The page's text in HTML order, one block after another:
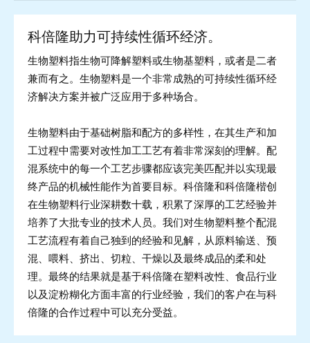
科倍隆助力可持续性循环经济。
生物塑料指生物可降解塑料或生物基塑料，或者是二者
兼而有之。生物塑料是一个非常成熟的可持续性循环经
济解决方案并被广泛应用于多种场合。
生物塑料由于基础树脂和配方的多样性，在其生产和加
工过程中需要对改性加工工艺有着非常深刻的理解。配
混系统中的每一个工艺步骤都应该完美匹配并以实现最
终产品的机械性能作为首要目标。科倍隆和科倍隆楷创
在生物塑料行业深耕数十载，积累了深厚的工艺经验并
培养了大批专业的技术人员。我们对生物塑料整个配混
工艺流程有着自己独到的经验和见解，从原料输送、预
混、喂料、挤出、切粒、干燥以及最终成品的柔和处
理。最终的结果就是基于科倍隆在塑料改性、食品行业
以及淀粉糊化方面丰富的行业经验，我们的客户在与科
倍隆的合作过程中可以充分受益。